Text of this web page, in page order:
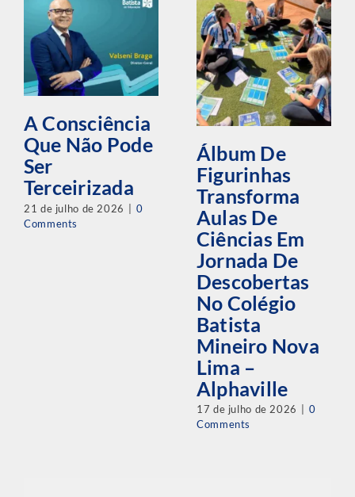
A Consciência
Ser
Terceirizada
21 de julho de 2026
Comments
Álbum De
Transforma
Aulas De
Ciências Em
Jornada De
Descobertas
No Colégio
Batista
Mineiro Nova
Lima –
Alphaville
17 de julho de 2026
Comments